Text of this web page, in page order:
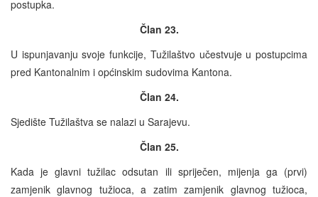
postupka.
Član 23.
U ispunjavanju svoje funkcije, Tužilaštvo učestvuje u postupcima
pred Kantonalnim i općinskim sudovima Kantona.
Član 24.
Sjedište Tužilaštva se nalazi u Sarajevu.
Član 25.
Kada je glavni tužilac odsutan ili spriječen, mijenja ga (prvi)
zamjenik glavnog tužioca, a zatim zamjenik glavnog tužioca,